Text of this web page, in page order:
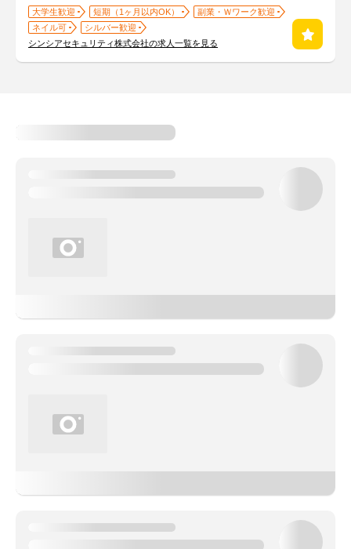
大学生歓迎 短期（1ヶ月以内OK）
副業・Ｗワーク歓迎
ネイル可
シルバー歓迎
シンシアセキュリティ株式会社の求人一覧を見る